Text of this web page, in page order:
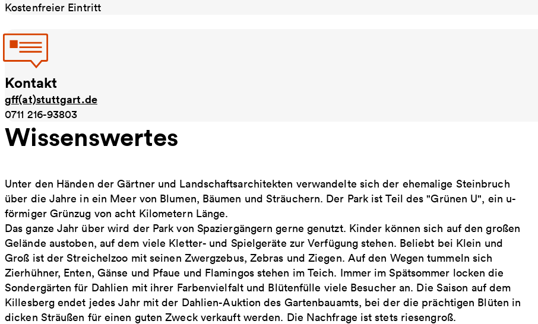
Kostenfreier Eintritt
Kontakt
gff(at)stuttgart.de
0711 216-93803
Wissenswertes
Unter den Händen der Gärtner und Landschaftsarchitekten verwandelte sich der ehemalige Steinbruch
über die Jahre in ein Meer von Blumen, Bäumen und Sträuchern. Der Park ist Teil des "Grünen U", ein u-
förmiger Grünzug von acht Kilometern Länge.
Das ganze Jahr über wird der Park von Spaziergängern gerne genutzt. Kinder können sich auf den großen
Gelände austoben, auf dem viele Kletter- und Spielgeräte zur Verfügung stehen. Beliebt bei Klein und
Groß ist der Streichelzoo mit seinen Zwergzebus, Zebras und Ziegen. Auf den Wegen tummeln sich
Zierhühner, Enten, Gänse und Pfaue und Flamingos stehen im Teich. Immer im Spätsommer locken die
Sondergärten für Dahlien mit ihrer Farbenvielfalt und Blütenfülle viele Besucher an. Die Saison auf dem
Killesberg endet jedes Jahr mit der Dahlien-Auktion des Gartenbauamts, bei der die prächtigen Blüten in
dicken Sträußen für einen guten Zweck verkauft werden. Die Nachfrage ist stets riesengroß.